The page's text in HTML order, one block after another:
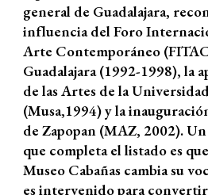
general de Guadalajara,
influencia del Foro
Arte Contemporáneo
Guadalajara (1992-1998), la
de las Artes de la
(Musa,1994) y la
de Zapopan (MAZ, 2002).
que completa el listado es
Museo Cabañas cambia su
es intervenido para